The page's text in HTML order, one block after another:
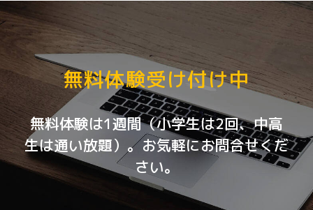
無料体験受け付け中
無料体験は1週間（小学生は2回、中高
生は通い放題）。お気軽にお問合せくだ
さい。